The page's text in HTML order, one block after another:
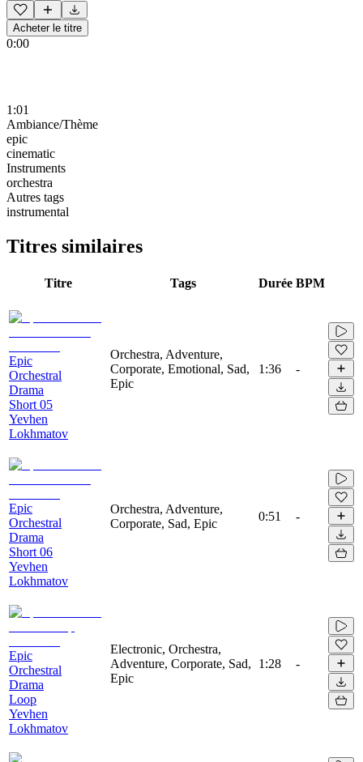
Acheter le titre
0:00
1:01
Ambiance/Thème
epic
cinematic
Instruments
orchestra
Autres tags
instrumental
Titres similaires
Titre Tags Durée BPM
Epic
Orchestral
Drama
Short 05
Yevhen
Lokhmatov
Orchestra, Adventure,
Corporate, Emotional, Sad,
Epic
1:36 -
Epic
Orchestral
Drama
Short 06
Yevhen
Lokhmatov
Orchestra, Adventure,
Corporate, Sad, Epic
0:51 -
Epic
Orchestral
Drama
Loop
Yevhen
Lokhmatov
Electronic, Orchestra,
Adventure, Corporate, Sad,
Epic
1:28 -